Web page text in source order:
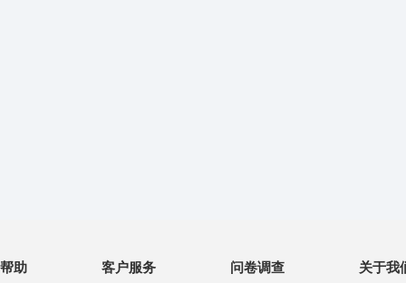
帮助 客户服务 问卷调查 关于我